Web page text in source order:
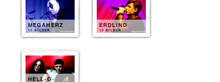
MEGAHERZ
15 BILDER
ERDLING
10 BILDER
HELL-O-